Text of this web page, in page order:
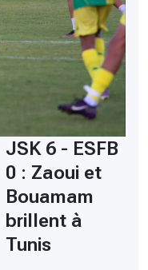
JSK 6 - ESFB
0 : Zaoui et
Bouamam
brillent à
Tunis